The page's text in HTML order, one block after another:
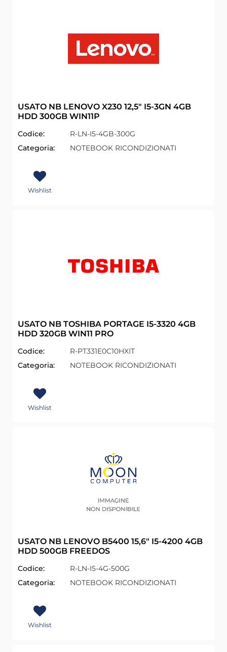
USATO NB LENOVO X230 12,5" I5-3GN 4GB
HDD 300GB WIN11P
Codice:
R-LN-I5-4GB-300G
Categoria:
NOTEBOOK RICONDIZIONATI
Wishlist
USATO NB TOSHIBA PORTAGE I5-3320 4GB
HDD 320GB WIN11 PRO
Codice:
R-PT331E0C10HXIT
Categoria:
NOTEBOOK RICONDIZIONATI
Wishlist
USATO NB LENOVO B5400 15,6" I5-4200 4GB
HDD 500GB FREEDOS
Codice:
R-LN-I5-4G-500G
Categoria:
NOTEBOOK RICONDIZIONATI
Wishlist